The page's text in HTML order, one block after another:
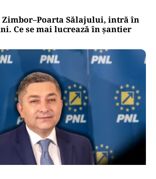
Zimbor–Poarta Sălajului, intră în
Ce se mai lucrează în șantier